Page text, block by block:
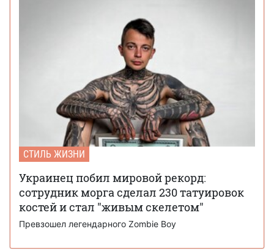
СТИЛЬ ЖИЗНИ
Украинец побил мировой рекорд:
сотрудник морга сделал 230 татуировок
костей и стал "живым скелетом"
Превзошел легендарного Zombie Boy